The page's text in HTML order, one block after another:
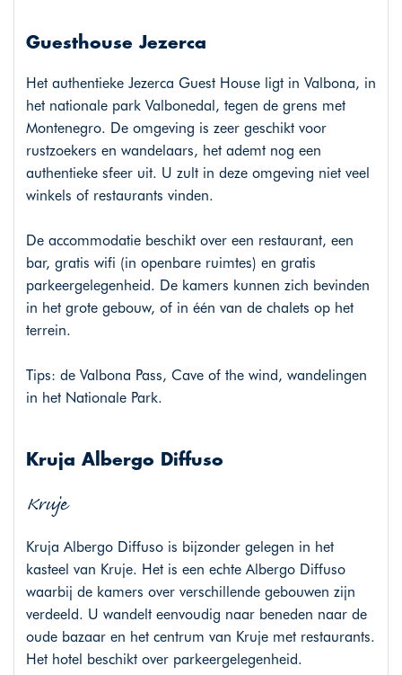
Guesthouse Jezerca
Het authentieke Jezerca Guest House ligt in Valbona, in
het nationale park Valbonedal, tegen de grens met
Montenegro. De omgeving is zeer geschikt voor
rustzoekers en wandelaars, het ademt nog een
authentieke sfeer uit. U zult in deze omgeving niet veel
winkels of restaurants vinden.
De accommodatie beschikt over een restaurant, een
bar, gratis wifi (in openbare ruimtes) en gratis
parkeergelegenheid. De kamers kunnen zich bevinden
in het grote gebouw, of in één van de chalets op het
terrein.
Tips: de Valbona Pass, Cave of the wind, wandelingen
in het Nationale Park.
Kruja Albergo Diffuso
Kruje
Kruja Albergo Diffuso is bijzonder gelegen in het
kasteel van Kruje. Het is een echte Albergo Diffuso
waarbij de kamers over verschillende gebouwen zijn
verdeeld. U wandelt eenvoudig naar beneden naar de
oude bazaar en het centrum van Kruje met restaurants.
Het hotel beschikt over parkeergelegenheid.